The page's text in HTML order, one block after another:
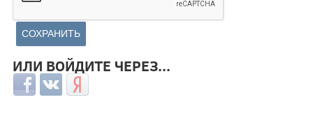
ИЛИ ВОЙДИТЕ ЧЕРЕЗ...
Login with Facebook
Login with ВКонтакте
Login with Яндекс